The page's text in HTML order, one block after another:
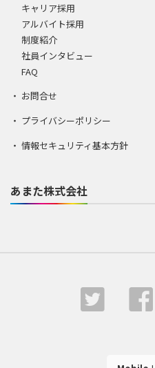
キャリア採用
アルバイト採用
制度紹介
社員インタビュー
FAQ
お問合せ
プライバシーポリシー
情報セキュリティ基本方針
あまた株式会社